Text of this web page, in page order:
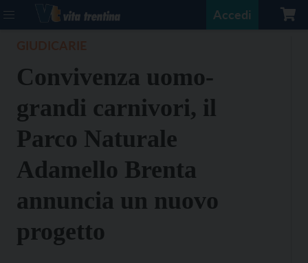
Accedi
Convivenza uomo-
grandi carnivori, il
Parco Naturale
Adamello Brenta
annuncia un nuovo
progetto